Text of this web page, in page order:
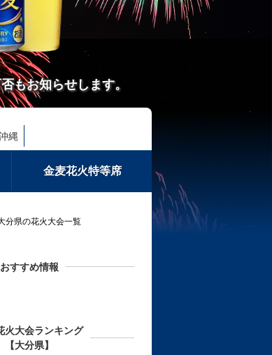
もお知らせします。
縄
金麦花火特等席
分県の花火大会一覧
おすすめ情報
火大会ランキング
【大分県】